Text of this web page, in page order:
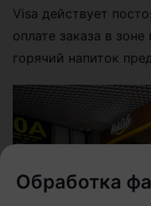
Visa действует
оплате заказа в
горячий напиток
Обработка